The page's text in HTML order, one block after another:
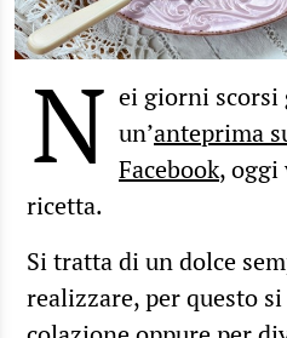
N ei giorni scorsi
un’anteprima
Facebook, oggi
ricetta.
Si tratta di un dolce
realizzare, per questo